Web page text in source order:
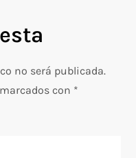
no será publicada.
con *